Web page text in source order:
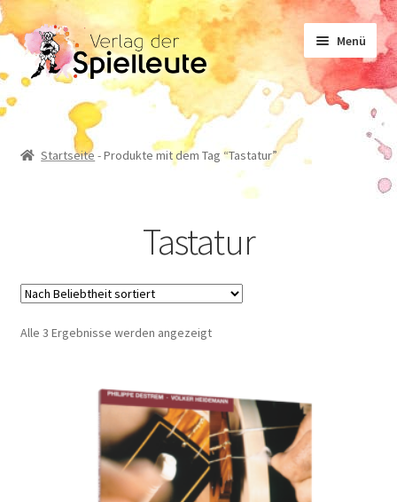
Zur
Navigation
springen
Zum
Inhalt
springen
Menü
Noten
Sachliteratur
Geschichten
Startseite -Produkte mit dem Tag “Tastatur”
Tastatur
Alle 3 Ergebnisse werden angezeigtNach